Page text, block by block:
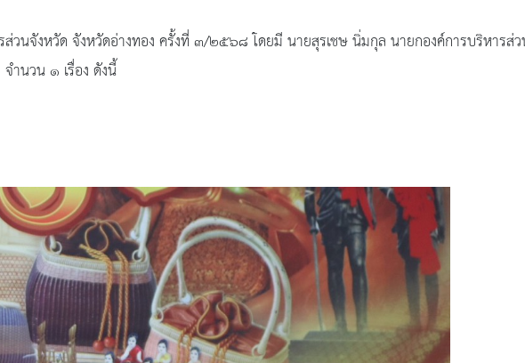
วนจังหวัด จังหวัดอ่างทอง ครั้งที่ ๓/๒๕๖๘ โดยมี นายสุรเชษ นิ่มกุล นายกองค์การบริหารส่
ำนวน ๑ เรื่อง ดังนี้